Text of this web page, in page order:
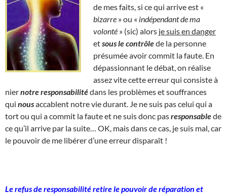
de mes faits, si ce qui arrive est «
bizarre » ou « indépendant de ma
volonté » (sic) alors je suis en danger
etsous le contrôlede la personne
présumée avoir commit la faute. En
dépassionnant le débat, on réalise
assez vite cette erreur qui consiste à
niernotre responsabilitédans les problèmes et souffrances
qui nousaccablent notre vie durant. Je ne suis pas celui qui a
tort ou qui a commit la faute et ne suis donc pasresponsablede
ce qu’il arrive par la suite… OK, mais dans ce cas, je suis mal, car
le pouvoir de me libérer d’une erreur disparaît !
Le refus de responsabilité retire le pouvoir de réparation et